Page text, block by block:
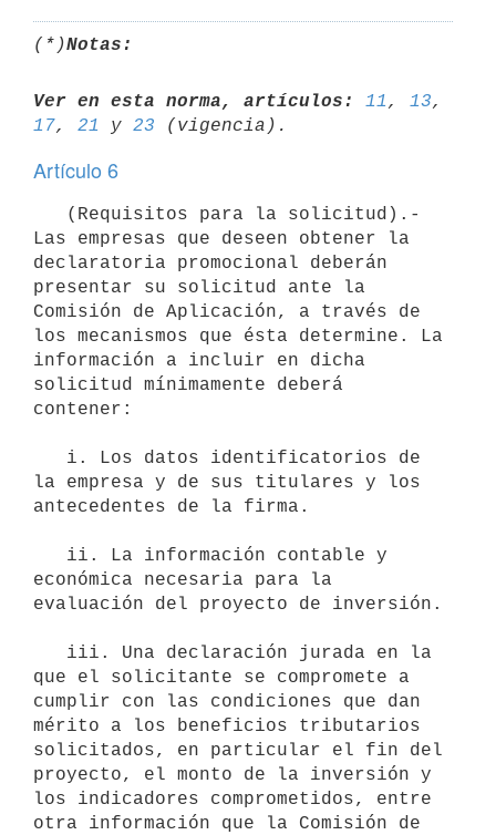
(*)Notas:
Ver en esta norma, artículos: 11 , 13
17, 21 y 23
Artículo 6
Las empresas que deseen obtener la
declaratoria promocional deberán
presentar su solicitud ante la
Comisión de Aplicación, a través de
los mecanismos que ésta determine. La
información a incluir en dicha
solicitud mínimamente deberá
contener:
la empresa y de sus titulares y los
antecedentes de la firma.
económica necesaria para la
evaluación del proyecto de inversión.
que el solicitante se compromete a
cumplir con las condiciones que dan
mérito a los beneficios tributarios
solicitados, en particular el fin del
proyecto, el monto de la inversión y
los indicadores comprometidos, entre
otra información que la Comisión de